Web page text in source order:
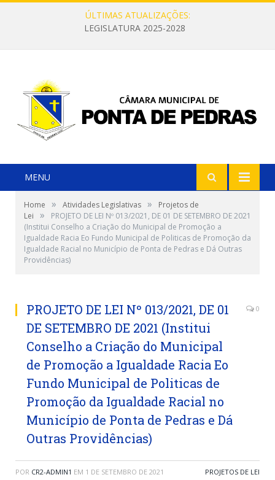
ÚLTIMAS ATUALIZAÇÕES:
LEGISLATURA 2025-2028
MENU
Home » Atividades Legislativas »
Projetos de
Lei
»
PROJETO DE LEI Nº 013/2021, DE 01 DE SETEMBRO DE 2021
(Institui Conselho a Criação do Municipal de Promoção a
Igualdade Racia Eo Fundo Municipal de Politicas de Promoção da
Igualdade Racial no Município de Ponta de Pedras e Dá Outras
Providências)
PROJETO DE LEI Nº 013/2021, DE 01
DE SETEMBRO DE 2021 (Institui
Conselho a Criação do Municipal
de Promoção a Igualdade Racia Eo
Fundo Municipal de Politicas de
Promoção da Igualdade Racial no
Município de Ponta de Pedras e Dá
Outras Providências)
0
POR CR2-ADMIN1 EM 1 DE SETEMBRO DE 2021 PROJETOS DE LEI